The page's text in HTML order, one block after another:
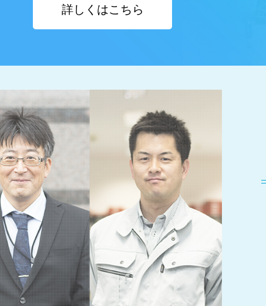
詳しくはこちら